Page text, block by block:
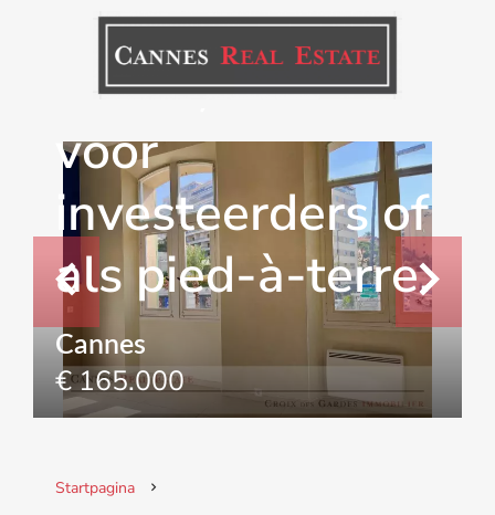
Gerenoveerde
studio, ideaal
voor
investeerders of
als pied-à-terre.
Cannes
€ 165.000
Startpagina